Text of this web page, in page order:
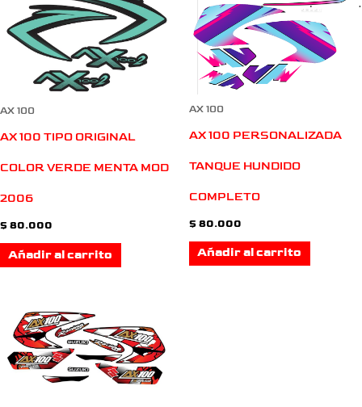
AX 100
AX 100 TIPO ORIGINAL
COLOR VERDE MENTA MOD
2006
$ 80.000
Añadir al carrito
AX 100
AX 100 PERSONALIZADA
TANQUE HUNDIDO
COMPLETO
$ 80.000
Añadir al carrito